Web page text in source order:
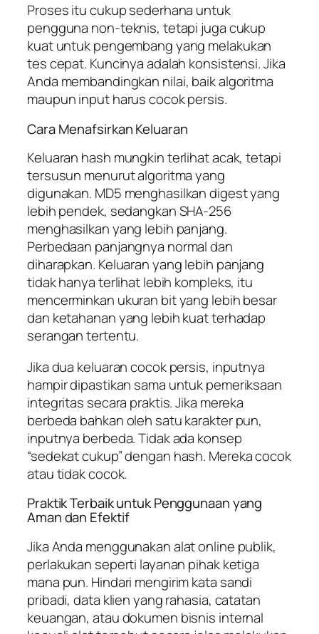
Proses itu cukup sederhana untuk
pengguna non-teknis, tetapi juga cukup
kuat untuk pengembang yang melakukan
tes cepat. Kuncinya adalah konsistensi. Jika
Anda membandingkan nilai, baik algoritma
maupun input harus cocok persis.
Cara Menafsirkan Keluaran
Keluaran hash mungkin terlihat acak, tetapi
tersusun menurut algoritma yang
digunakan. MD5 menghasilkan digest yang
lebih pendek, sedangkan SHA-256
menghasilkan yang lebih panjang.
Perbedaan panjangnya normal dan
diharapkan. Keluaran yang lebih panjang
tidak hanya terlihat lebih kompleks, itu
mencerminkan ukuran bit yang lebih besar
dan ketahanan yang lebih kuat terhadap
serangan tertentu.
Jika dua keluaran cocok persis, inputnya
hampir dipastikan sama untuk pemeriksaan
integritas secara praktis. Jika mereka
berbeda bahkan oleh satu karakter pun,
inputnya berbeda. Tidak ada konsep
“sedekat cukup” dengan hash. Mereka cocok
atau tidak cocok.
Praktik Terbaik untuk Penggunaan yang
Aman dan Efektif
Jika Anda menggunakan alat online publik,
perlakukan seperti layanan pihak ketiga
mana pun. Hindari mengirim kata sandi
pribadi, data klien yang rahasia, catatan
keuangan, atau dokumen bisnis internal